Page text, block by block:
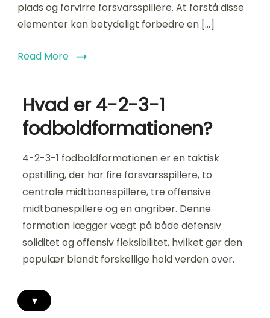
plads og forvirre forsvarsspillere. At forstå disse
elementer kan betydeligt forbedre en […]
Read More
Hvad er 4-2-3-1
fodboldformationen?
4-2-3-1 fodboldformationen er en taktisk
opstilling, der har fire forsvarsspillere, to
centrale midtbanespillere, tre offensive
midtbanespillere og en angriber. Denne
formation lægger vægt på både defensiv
soliditet og offensiv fleksibilitet, hvilket gør den
populær blandt forskellige hold verden over.
▾